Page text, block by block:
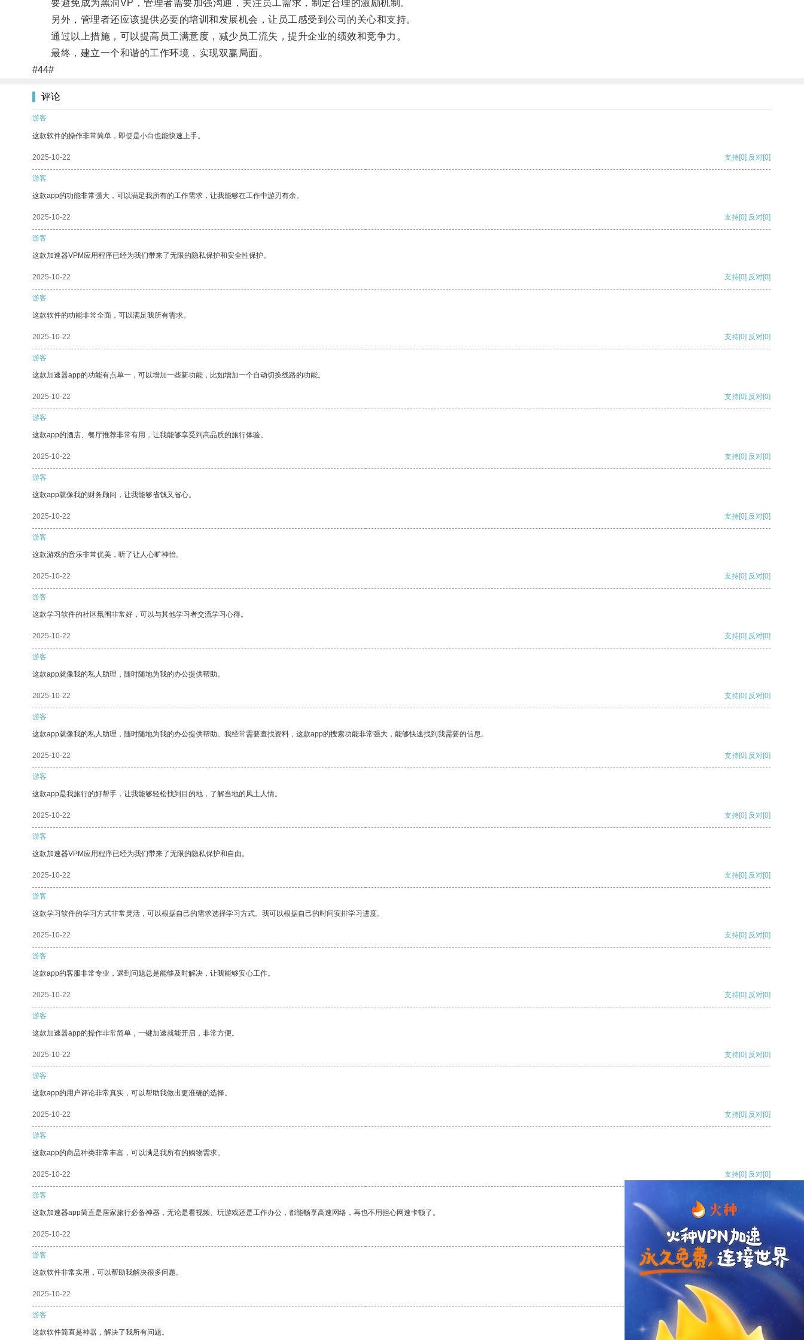
要避免成为黑洞VP，管理者需要加强沟通，关注员工需求，制定合理的激励机制。
另外，管理者还应该提供必要的培训和发展机会，让员工感受到公司的关心和支持。
通过以上措施，可以提高员工满意度，减少员工流失，提升企业的绩效和竞争力。
最终，建立一个和谐的工作环境，实现双赢局面。
#44#
评论
游客
这款软件的操作非常简单，即使是小白也能快速上手。
2025-10-22 支持[0] 反对[0]
游客
这款app的功能非常强大，可以满足我所有的工作需求，让我能够在工作中游刃有余。
2025-10-22 支持[0] 反对[0]
游客
这款加速器VPM应用程序已经为我们带来了无限的隐私保护和安全性保护。
2025-10-22 支持[0] 反对[0]
游客
这款软件的功能非常全面，可以满足我所有需求。
2025-10-22 支持[0] 反对[0]
游客
这款加速器app的功能有点单一，可以增加一些新功能，比如增加一个自动切换线路的功能。
2025-10-22 支持[0] 反对[0]
游客
这款app的酒店、餐厅推荐非常有用，让我能够享受到高品质的旅行体验。
2025-10-22 支持[0] 反对[0]
游客
这款app就像我的财务顾问，让我能够省钱又省心。
2025-10-22 支持[0] 反对[0]
游客
这款游戏的音乐非常优美，听了让人心旷神怡。
2025-10-22 支持[0] 反对[0]
游客
这款学习软件的社区氛围非常好，可以与其他学习者交流学习心得。
2025-10-22 支持[0] 反对[0]
游客
这款app就像我的私人助理，随时随地为我的办公提供帮助。
2025-10-22 支持[0] 反对[0]
游客
这款app就像我的私人助理，随时随地为我的办公提供帮助。我经常需要查找资料，这款app的搜索功能非常强大，能够快速找到我需要的信息。
2025-10-22 支持[0] 反对[0]
游客
这款app是我旅行的好帮手，让我能够轻松找到目的地，了解当地的风土人情。
2025-10-22 支持[0] 反对[0]
游客
这款加速器VPM应用程序已经为我们带来了无限的隐私保护和自由。
2025-10-22 支持[0] 反对[0]
游客
这款学习软件的学习方式非常灵活，可以根据自己的需求选择学习方式。我可以根据自己的时间安排学习进度。
2025-10-22 支持[0] 反对[0]
游客
这款app的客服非常专业，遇到问题总是能够及时解决，让我能够安心工作。
2025-10-22 支持[0] 反对[0]
游客
这款加速器app的操作非常简单，一键加速就能开启，非常方便。
2025-10-22 支持[0] 反对[0]
游客
这款app的用户评论非常真实，可以帮助我做出更准确的选择。
2025-10-22 支持[0] 反对[0]
游客
这款app的商品种类非常丰富，可以满足我所有的购物需求。
2025-10-22 支持[0] 反对[0]
游客
这款加速器app简直是居家旅行必备神器，无论是看视频、玩游戏还是工作办公，都能畅享高速网络，再也不用担心网速卡顿了。
2025-10-22 支持[0] 反对
游客
这款软件非常实用，可以帮助我解决很多问题。
2025-10-22 支持
游客
这款软件简直是神器，解决了我所有问题。